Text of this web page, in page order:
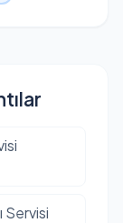
Servisi